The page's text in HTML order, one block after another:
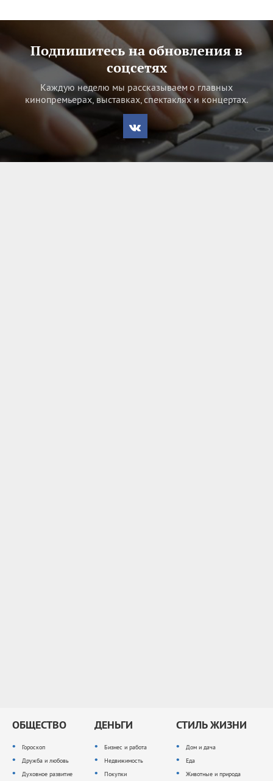
Подпишитесь на обновления в
соцсетях
Каждую неделю мы рассказываем о главных
кинопремьерах, выставках, спектаклях и концертах.
ОБЩЕСТВО
Гороскоп
Дружба и любовь
Духовное развитие
ДЕНЬГИ
Бизнес и работа
Недвижимость
Покупки
СТИЛЬ ЖИЗНИ
Дом и дача
Еда
Животные и природа